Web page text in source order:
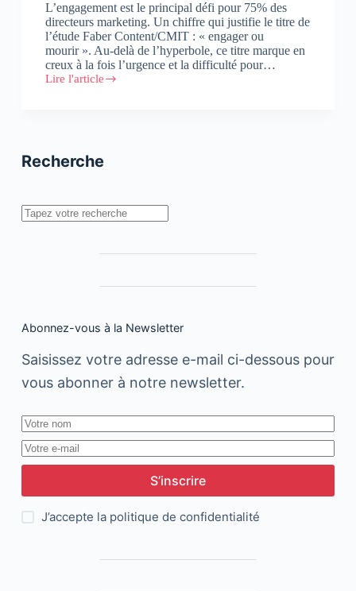
L’engagement est le principal défi pour 75% des
directeurs marketing. Un chiffre qui justifie le titre de
l’étude Faber Content/CMIT : « engager ou
mourir ». Au-delà de l’hyperbole, ce titre marque en
creux à la fois l’urgence et la difficulté pour…
Lire l'article
Etude
contenu
avec
votre
Recherche
Rechercher
Abonnez-vous à la Newsletter
Saisissez votre adresse e-mail ci-dessous pour
vous abonner à notre newsletter.
S’inscrire
J’accepte la politique de confidentialité